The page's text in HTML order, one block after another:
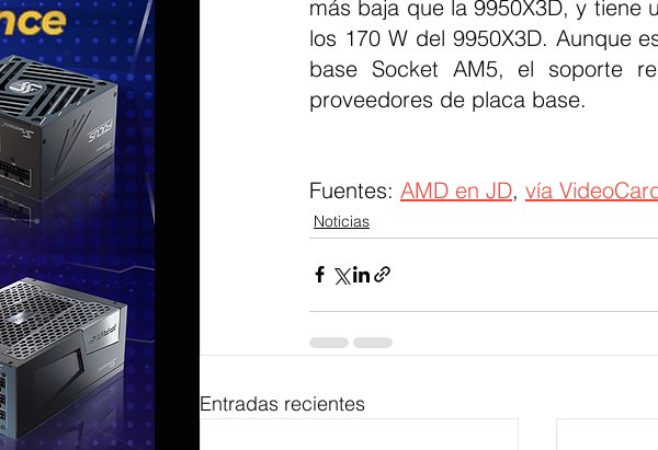
más baja que la 9950X3D, y tiene
los 170 W del 9950X3D. Aunque
base Socket AM5, el soporte
proveedores de placa base.
Fuentes: AMD en JD, vía
Noticias
Entradas recientes